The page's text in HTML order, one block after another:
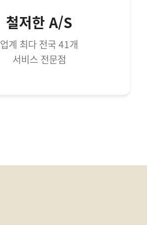
철저한 A/S
업계 최다 전국 41개
서비스 전문점